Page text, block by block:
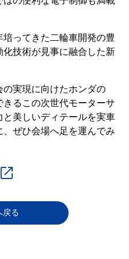
ってきた二輪車開発の豊
技術が見事に融合した新
実現に向けたホンダの
きるこの次世代モーターサ
美しいディテールを実車
ぜひ会場へ足を運んでみ
戻る